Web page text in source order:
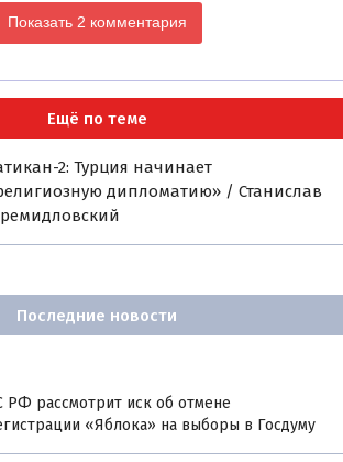
Показать 2 комментария
Ещё по теме
2: Турция начинает
дипломатию» / Станислав
Последние новости
РФ рассмотрит иск об отмене
«Яблока» на выборы в Госдуму